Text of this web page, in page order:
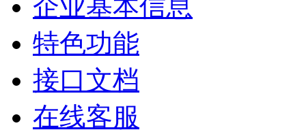
企业基本信息
特色功能
接口文档
在线客服